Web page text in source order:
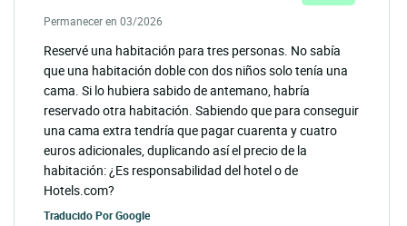
Permanecer en 03/2026
Reservé una habitación para tres personas. No sabía
que una habitación doble con dos niños solo tenía una
cama. Si lo hubiera sabido de antemano, habría
reservado otra habitación. Sabiendo que para conseguir
una cama extra tendría que pagar cuarenta y cuatro
euros adicionales, duplicando así el precio de la
habitación: ¿Es responsabilidad del hotel o de
Hotels.com?
Traducido PorGoogle